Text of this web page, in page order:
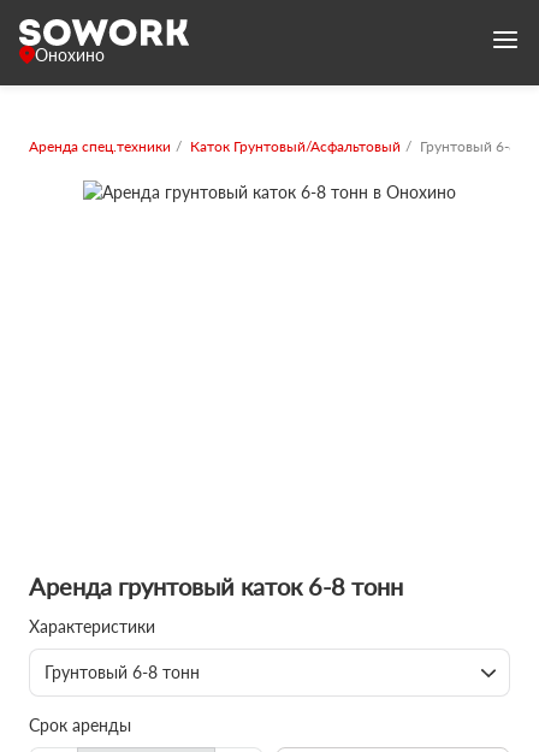
Онохино
Аренда спец.техники Каток Грунтовый/Асфальтовый Грунтовый 6-8
Аренда грунтовый каток 6-8 тонн
Характеристики
Грунтовый 6-8 тонн
Срок аренды